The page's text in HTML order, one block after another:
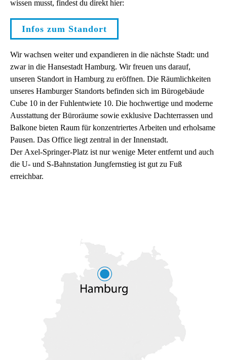
wissen musst, findest du direkt hier:
Infos zum Standort
Wir wachsen weiter und expandieren in die nächste Stadt: und
zwar in die Hansestadt Hamburg. Wir freuen uns darauf,
unseren Standort in Hamburg zu eröffnen. Die Räumlichkeiten
unseres Hamburger Standorts befinden sich im Bürogebäude
Cube 10 in der Fuhlentwiete 10. Die hochwertige und moderne
Ausstattung der Büroräume sowie exklusive Dachterrassen und
Balkone bieten Raum für konzentriertes Arbeiten und erholsame
Pausen. Das Office liegt zentral in der Innenstadt.
DerAxel‑Springer‑Platz ist nur wenige Meter entfernt und auch
die U‑ und S‑Bahnstation Jungfernstieg ist gut zu Fuß
erreichbar.